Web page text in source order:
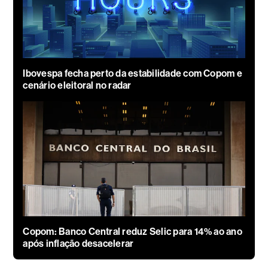
Ibovespa fecha perto da estabilidade com Copom e
cenário eleitoral no radar
Copom: Banco Central reduz Selic para 14% ao ano
após inflação desacelerar